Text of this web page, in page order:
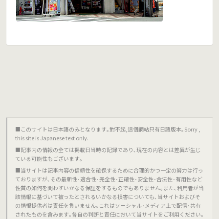
■このサイトは日本語のみとなります｡對不起,這個網站只有日語版本｡Sorry ,
this site is Japanese text only.
■記事内の情報の全ては掲載日当時の記録であり､現在の内容とは差異が生じ
ている可能性もございます｡
■当サイトは記事内容の信頼性を確保するために合理的かつ一定の努力は行っ
ておりますが､その最新性･適合性･完全性･正確性･安全性･合法性･有用性など
性質の如何を問わずいかなる保証をするものでもありません｡また､利用者が当
該情報に基づいて被ったとされるいかなる損害についても､当サイトおよびそ
の情報提供者は責任を負いません｡これはソーシャル･メディア上で配信･共有
されたものを含みます｡各自の判断と責任において当サイトをご利用ください｡